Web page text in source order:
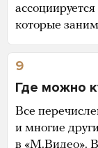
которые
9
Где можно
Все
и многие
в «М.Видео».